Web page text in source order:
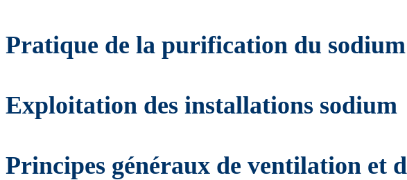
Pratique de la purification du sodium
Exploitation des installations sodium
Principes généraux de ventilation et